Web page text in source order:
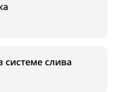
системе слива